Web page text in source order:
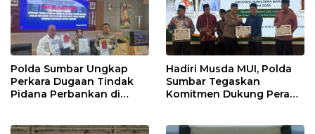
Polda Sumbar Ungkap
Perkara Dugaan Tindak
Pidana Perbankan di
Hadiri Musda MUI, Polda
Sumbar Tegaskan
Komitmen Dukung Peran